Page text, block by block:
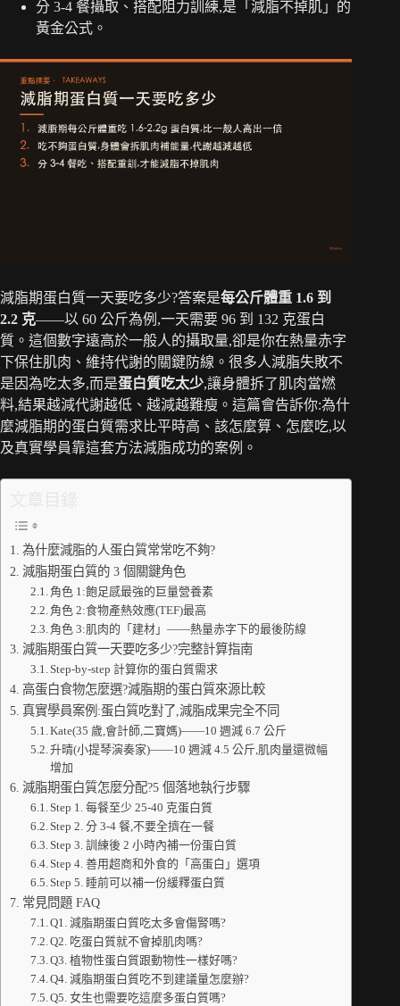
分 3-4 餐攝取、搭配阻力訓練,是「減脂不掉肌」的
黃金公式。
減脂期蛋白質一天要吃多少?答案是每公斤體重 1.6 到
2.2 克——以 60 公斤為例,一天需要 96 到 132 克蛋白
質。這個數字遠高於一般人的攝取量,卻是你在熱量赤字
下保住肌肉、維持代謝的關鍵防線。很多人減脂失敗不
是因為吃太多,而是蛋白質吃太少,讓身體拆了肌肉當燃
料,結果越減代謝越低、越減越難瘦。這篇會告訴你:為什
麼減脂期的蛋白質需求比平時高、該怎麼算、怎麼吃,以
及真實學員靠這套方法減脂成功的案例。
為什麼減脂的人蛋白質常常吃不夠?
減脂期蛋白質的 3 個關鍵角色
角色 1:飽足感最強的巨量營養素
角色 2:食物產熱效應(TEF)最高
角色 3:肌肉的「建材」——熱量赤字下的最後防線
減脂期蛋白質一天要吃多少?完整計算指南
Step-by-step 計算你的蛋白質需求
高蛋白食物怎麼選?減脂期的蛋白質來源比較
真實學員案例:蛋白質吃對了,減脂成果完全不同
Kate(35 歲,會計師,二寶媽)——10 週減 6.7 公斤
升晴(小提琴演奏家)——10 週減 4.5 公斤,肌肉量還微幅
增加
減脂期蛋白質怎麼分配?5 個落地執行步驟
Step 1. 每餐至少 25-40 克蛋白質
Step 2. 分 3-4 餐,不要全擠在一餐
Step 3. 訓練後 2 小時內補一份蛋白質
Step 4. 善用超商和外食的「高蛋白」選項
Step 5. 睡前可以補一份緩釋蛋白質
常見問題 FAQ
Q1. 減脂期蛋白質吃太多會傷腎嗎?
Q2. 吃蛋白質就不會掉肌肉嗎?
Q3. 植物性蛋白質跟動物性一樣好嗎?
Q4. 減脂期蛋白質吃不到建議量怎麼辦?
Q5. 女生也需要吃這麼多蛋白質嗎?